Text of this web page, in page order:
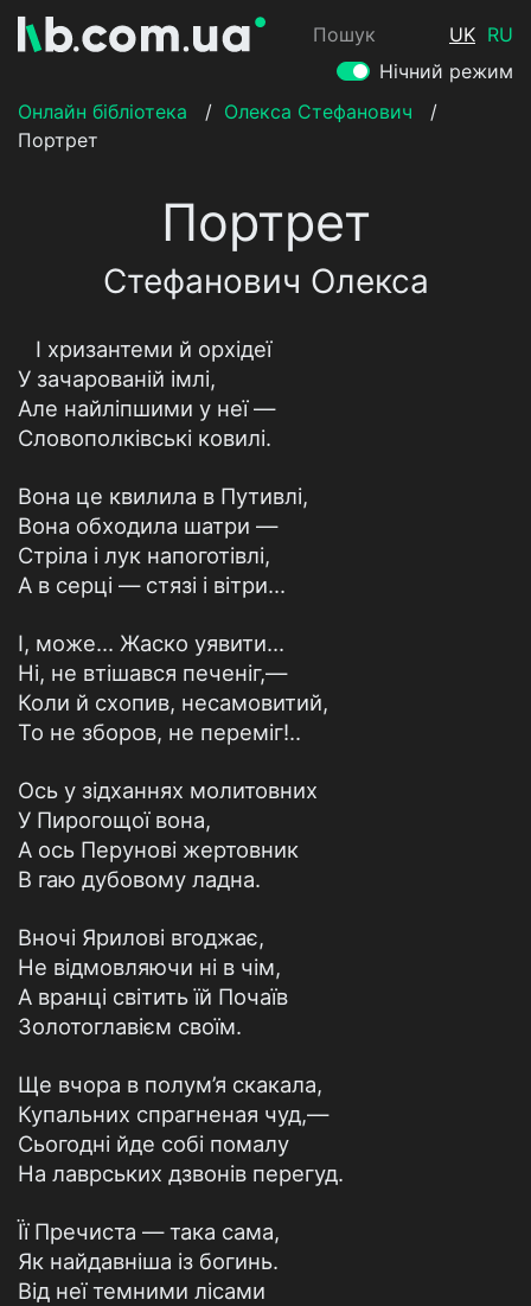
Пошук UK RU
Нічний режим
Онлайн бібліотека
/ Олекса Стефанович
/
Портрет
Портрет
Стефанович Олекса
І хризантеми й орхідеї
У зачарованій імлі,
Але найліпшими у неї —
Словополківські ковилі.
Вона це квилила в Путивлі,
Вона обходила шатри —
Стріла і лук напоготівлі,
А в серці — стязі і вітри...
І, може... Жаско уявити...
Ні, не втішався печеніг,—
Коли й схопив, несамовитий,
То не зборов, не переміг!..
Ось у зідханнях молитовних
У Пирогощої вона,
А ось Перунові жертовник
В гаю дубовому ладна.
Вночі Ярилові вгоджає,
Не відмовляючи ні в чім,
А вранці світить їй Почаїв
Золотоглавієм своїм.
Ще вчора в полум’я скакала,
Купальних спрагненая чуд,—
Сьогодні йде собі помалу
На лаврських дзвонів перегуд.
Її Пречиста — така сама,
Як найдавніша із богинь.
Від неї темними лісами